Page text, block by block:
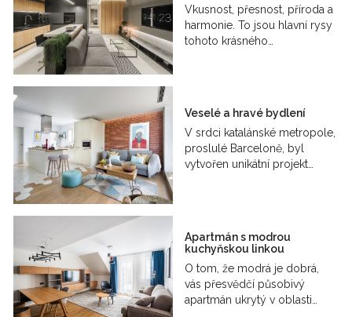
Vkusnost, přesnost, příroda a
harmonie. To jsou hlavní rysy
tohoto krásného…
Veselé a hravé bydlení
V srdci katalánské metropole,
proslulé Barceloně, byl
vytvořen unikátní projekt…
Apartmán s modrou
kuchyňskou linkou
O tom, že modrá je dobrá,
vás přesvědčí působivý
apartmán ukrytý v oblasti…